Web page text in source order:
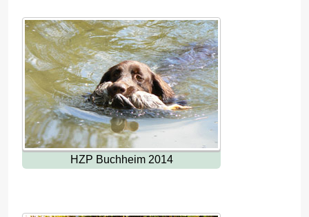
HZP Buchheim 2014